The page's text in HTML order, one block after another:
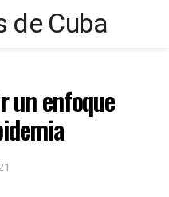
un enfoque